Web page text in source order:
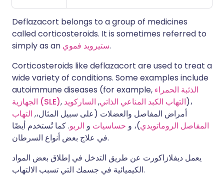
Deflazacort belongs to a group of medicines
called corticosteroids. It is sometimes referred to
simply as an ستيرويد فموي.
Corticosteroids like deflazacort are used to treat a
wide variety of conditions. Some examples include
autoimmune diseases (for example, الذئبة الحمراء
الجهازية (SLE), التهاب الكبد المناعي الذاتي, الساركويد
)،
أمراض المفاصل والعضلات (على سبيل المثال،, التهاب
المفاصل الروماتويدي)، و حساسيات و الربو. كما تُستخدم أيضًا
في علاج بعض أنواع السرطان.
يعمل ديفلازاكورت عن طريق التدخل في إطلاق بعض المواد
الكيميائية في جسمك التي تسبب الالتهاب.